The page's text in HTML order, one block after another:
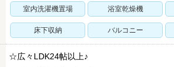
室内洗濯機置場 浴室乾燥機
床下収納 バルコニー
☆広々LDK24帖以上♪